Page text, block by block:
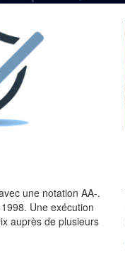
une notation AA-.
Une exécution
auprès de plusieurs